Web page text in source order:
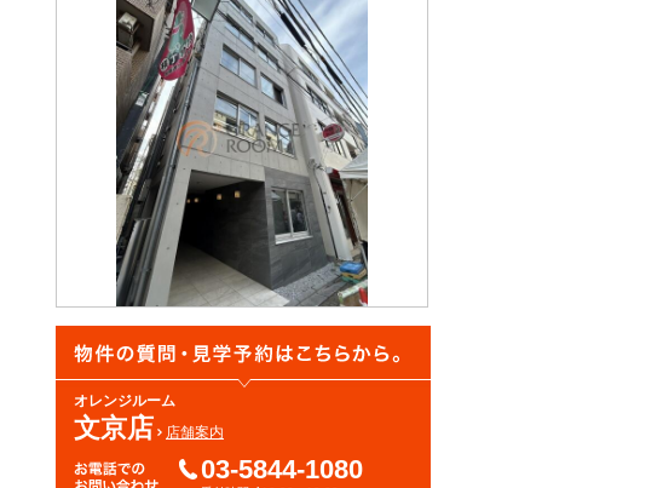
オレンジルーム
文京店 店舗案内
03-5844-1080